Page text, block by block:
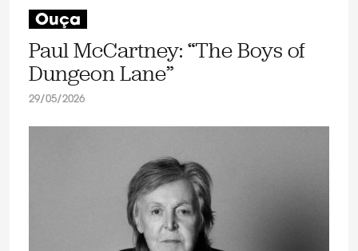
Ouça
Paul McCartney: “The Boys of
Dungeon Lane”
29/05/2026